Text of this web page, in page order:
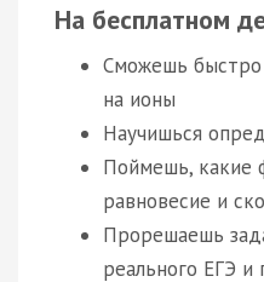
На бесплатном
Сможешь быстро
на ионы
Научишься
Поймешь, какие
равновесие и
Прорешаешь
реального ЕГЭ